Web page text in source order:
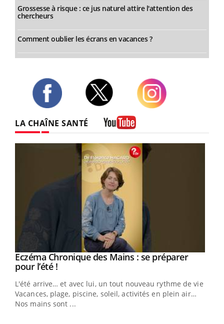
Grossesse à risque : ce jus naturel attire l'attention des
chercheurs
Comment oublier les écrans en vacances ?
LA CHAÎNE SANTÉ
Youtube
Eczéma Chronique des Mains : se préparer
pour l’été !Youtube
L'été arrive… et avec lui, un tout nouveau rythme de vie !
Vacances, plage, piscine, soleil, activités en plein air…
Nos mains sont ...